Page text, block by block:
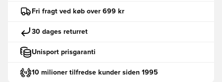
Fri fragt ved køb over 699 kr
30 dages returret
Unisport prisgaranti
10 milioner tilfredse kunder siden 1995